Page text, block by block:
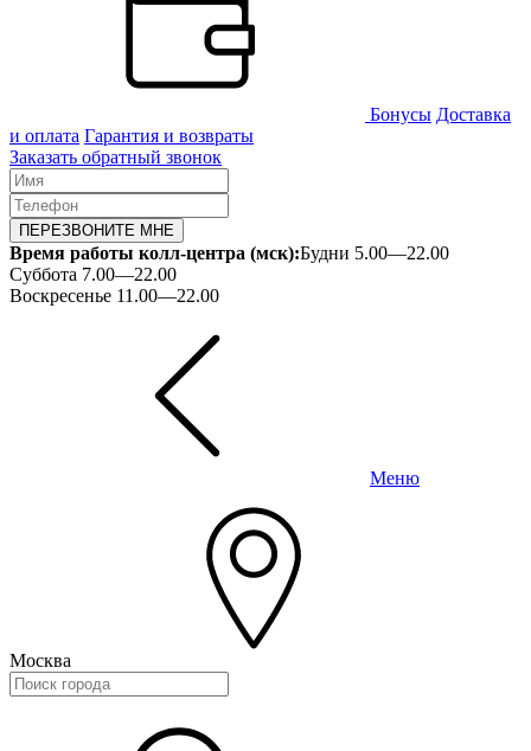
Бонусы Доставка
и оплата Гарантия и возвраты
Заказать обратный звонок
ПЕРЕЗВОНИТЕ МНЕ
Время работы колл-центра (мск):Будни 5.00—22.00
Суббота 7.00—22.00
Воскресенье 11.00—22.00
Меню
Москва